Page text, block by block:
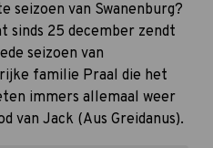
seizoen van Swanenburg?
sinds 25 december zendt
seizoen van
familie Praal die het
immers allemaal weer
van Jack (Aus Greidanus).